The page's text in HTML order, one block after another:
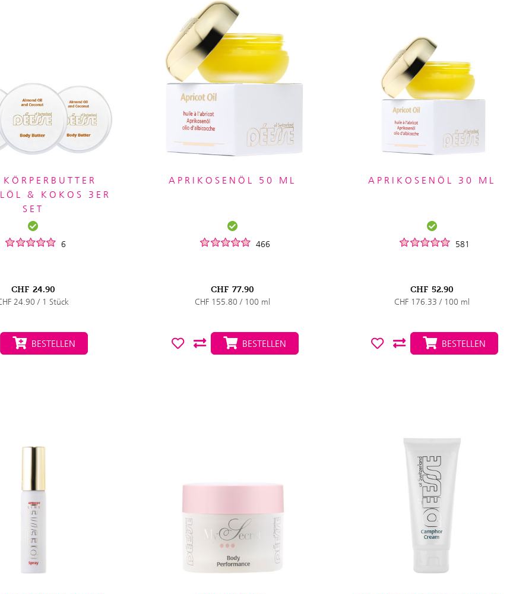
& KOKOS 3ER
SET
6
CHF 24.90
24.90 / 1 Stück
BESTELLEN
APRIKOSENÖL 50 ML
466
CHF 77.90
CHF 155.80 / 100 ml
BESTELLEN
APRIKOSENÖL 30 ML
581
CHF 52.90
CHF 176.33 / 100 ml
BESTELLEN